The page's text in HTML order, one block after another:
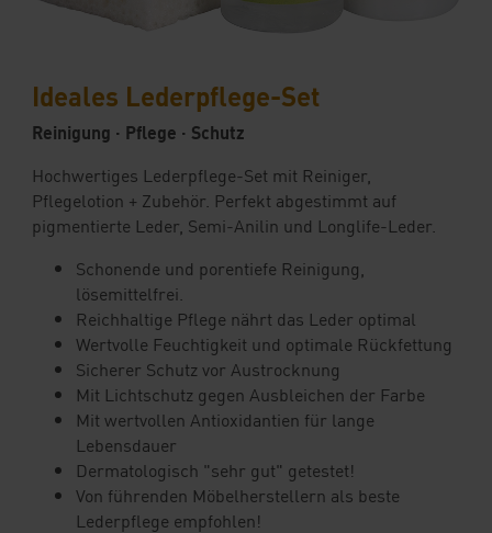
Ideales Lederpflege-Set
Reinigung · Pflege · Schutz
Hochwertiges Lederpflege-Set mit Reiniger,
Pflegelotion + Zubehör. Perfekt abgestimmt auf
pigmentierte Leder, Semi-Anilin und Longlife-Leder.
Schonende und porentiefe Reinigung,
lösemittelfrei.
Reichhaltige Pflege nährt das Leder optimal
Wertvolle Feuchtigkeit und optimale Rückfettung
Sicherer Schutz vor Austrocknung
Mit Lichtschutz gegen Ausbleichen der Farbe
Mit wertvollen Antioxidantien für lange
Lebensdauer
Dermatologisch "sehr gut" getestet!
Von führenden Möbelherstellern als beste
Lederpflege empfohlen!